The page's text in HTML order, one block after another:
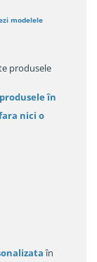
modelele
produsele
în
nici o
în